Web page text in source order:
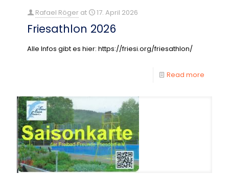
Rafael Röger at 17. April 2026
Friesathlon 2026
Alle Infos gibt es hier: https://friesi.org/friesathlon/
Read more